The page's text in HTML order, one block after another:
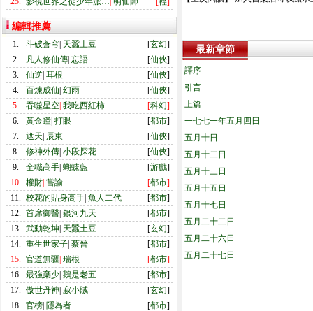
編輯推薦
1. 斗破蒼穹 天蠶土豆 [玄幻]
2.
凡人修仙傳 忘語 [仙俠]
3.
仙逆 耳根 [仙俠]
4.
百煉成仙 幻雨 [仙俠]
5.
吞噬星空 我吃西紅柿 [科幻]
6.
黃金瞳 打眼 [都市]
7.
遮天 辰東 [仙俠]
8.
修神外傳 小段探花 [仙俠]
9.
全職高手 蝴蝶藍 [游戲]
10. 權財 嘗諭 [都市]
11. 校花的貼身高手 魚人二代 [都市]
12. 首席御醫 銀河九天 [都市]
13. 武動乾坤 天蠶土豆 [玄幻]
14. 重生世家子 蔡晉 [都市]
15. 官道無疆 瑞根 [都市]
16. 最強棄少 鵝是老五 [都市]
17. 傲世丹神 寂小賊 [玄幻]
18. 官榜 隱為者 [都市]
最新章節
譯序
引言
上篇
一七七一年五月四日
五月十日
五月十二日
五月十三日
五月十五日
五月十七日
五月二十二日
五月二十六日
五月二十七日